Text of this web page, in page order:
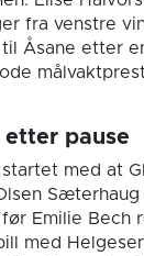
fra venstre
til Åsane etter
pause
med at
før Emilie Bech
med